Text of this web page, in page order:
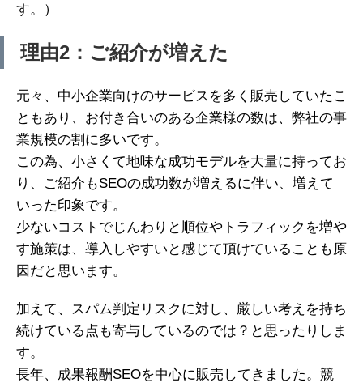
す。）
理由2：ご紹介が増えた
元々、中小企業向けのサービスを多く販売していたこ
ともあり、お付き合いのある企業様の数は、弊社の事
業規模の割に多いです。
この為、小さくて地味な成功モデルを大量に持ってお
り、ご紹介もSEOの成功数が増えるに伴い、増えて
いった印象です。
少ないコストでじんわりと順位やトラフィックを増や
す施策は、導入しやすいと感じて頂けていることも原
因だと思います。
加えて、スパム判定リスクに対し、厳しい考えを持ち
続けている点も寄与しているのでは？と思ったりしま
す。
長年、成果報酬SEOを中心に販売してきました。競